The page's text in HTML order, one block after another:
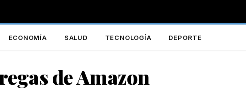
ECONOMÍA SALUD TECNOLOGÍA DEPORTE
de Amazon